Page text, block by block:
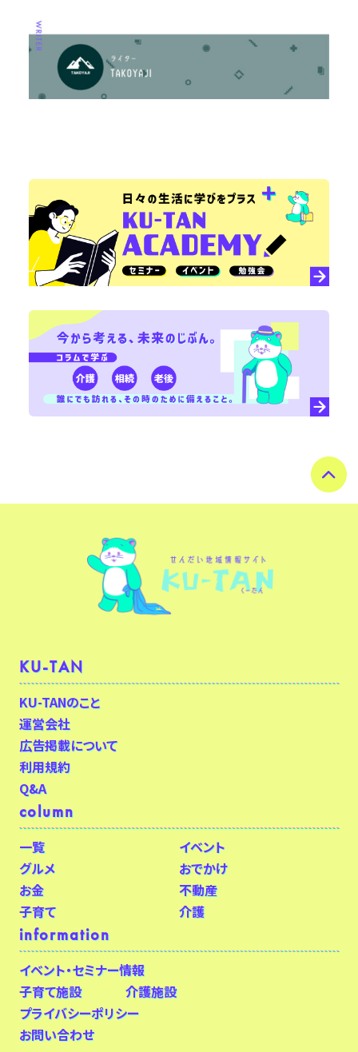
KU-TAN
KU-TANのこと
運営会社
広告掲載について
利用規約
Q&A
column
一覧
イベント
グルメ
おでかけ
お金
不動産
子育て
介護
information
イベント・セミナー情報
子育て施設
介護施設
プライバシーポリシー
お問い合わせ